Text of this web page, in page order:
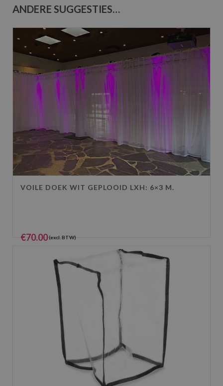
ANDERE SUGGESTIES…
VOILE DOEK WIT GEPLOOID LXH: 6×3 M.
€70.00(excl. BTW)